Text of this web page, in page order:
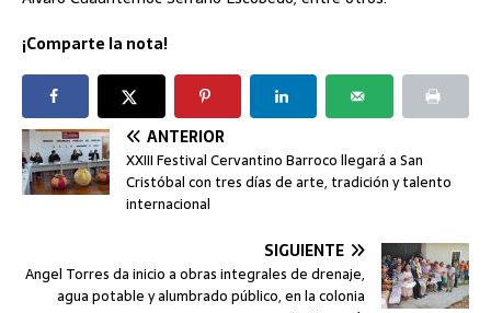
¡Comparte la nota!
ANTERIOR
XXIII Festival Cervantino Barroco llegará a San
Cristóbal con tres días de arte, tradición y talento
internacional
SIGUIENTE
Angel Torres da inicio a obras integrales de drenaje,
agua potable y alumbrado público, en la colonia